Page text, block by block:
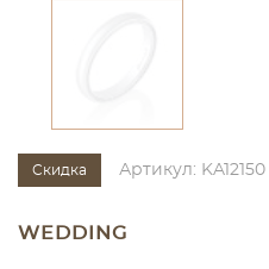
Скидка Артикул: KA12150
WEDDING